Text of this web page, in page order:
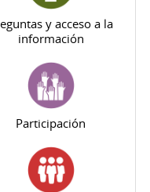
y acceso a la
información
Participación